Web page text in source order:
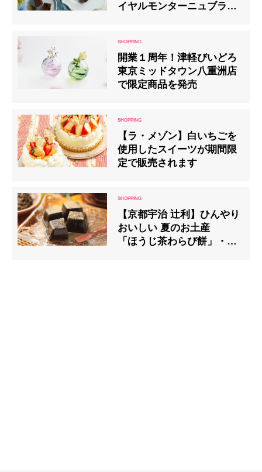
イヤルモンターニュブラウ
開業１周年！津軽びいどろ
東京ミッドタウン八重洲店
で限定商品を発売
【ラ・メゾン】白いちごを
使用したスイーツが期間限
定で販売されます
【京都宇治 辻利】ひんやり
おいしい 夏のお土産
「ほうじ茶わらび餅」・